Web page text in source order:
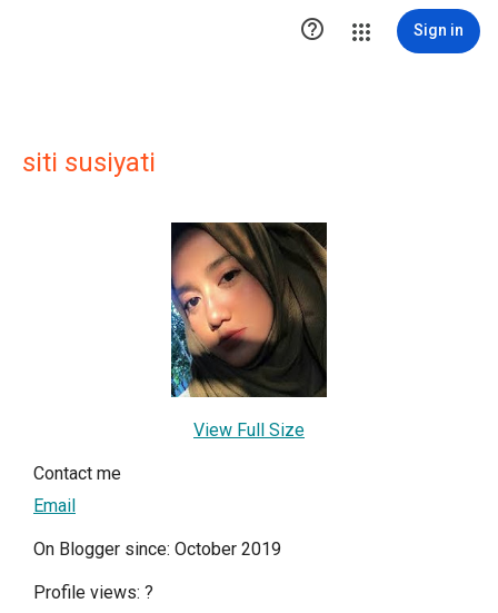
 Sign in
siti susiyati
View Full Size
Contact me
Email
On Blogger since: October 2019
Profile views: ?